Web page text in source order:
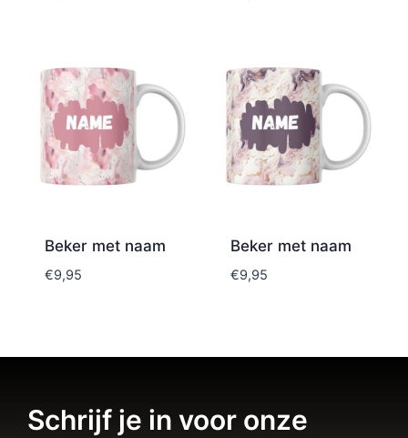
Beker met naam
€9,95
Beker met naam
€9,95
Schrijf je in voor onze